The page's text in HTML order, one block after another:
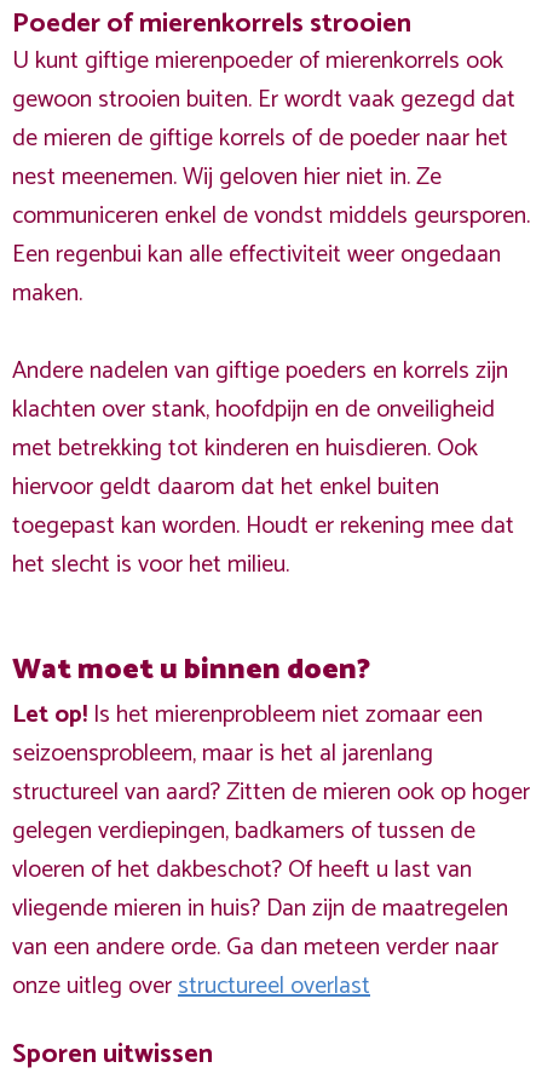
Poeder of mierenkorrels strooien
U kunt giftige mierenpoeder of mierenkorrels ook
gewoon strooien buiten. Er wordt vaak gezegd dat
de mieren de giftige korrels of de poeder naar het
nest meenemen. Wij geloven hier niet in. Ze
communiceren enkel de vondst middels geursporen.
Een regenbui kan alle effectiviteit weer ongedaan
maken.
Andere nadelen van giftige poeders en korrels zijn
klachten over stank, hoofdpijn en de onveiligheid
met betrekking tot kinderen en huisdieren. Ook
hiervoor geldt daarom dat het enkel buiten
toegepast kan worden. Houdt er rekening mee dat
het slecht is voor het milieu.
Wat moet u binnen doen?
Let op! Is het mierenprobleem niet zomaar een
seizoensprobleem, maar is het al jarenlang
structureel van aard? Zitten de mieren ook op hoger
gelegen verdiepingen, badkamers of tussen de
vloeren of het dakbeschot? Of heeft u last van
vliegende mieren in huis? Dan zijn de maatregelen
van een andere orde. Ga dan meteen verder naar
onze uitleg overstructureel overlast
Sporen uitwissen